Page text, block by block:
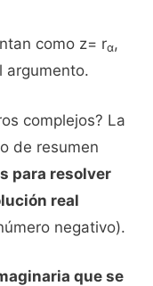
como z= rα,
argumento.
complejos? La
de resumen
para resolver
real
negativo).
que se